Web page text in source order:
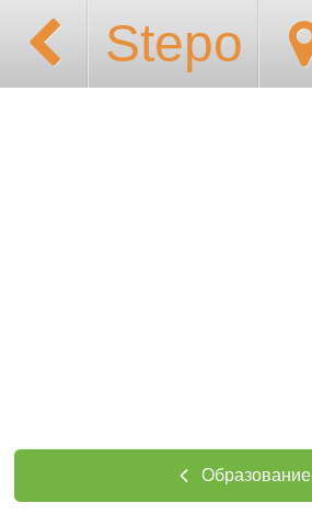
Stepo
Образование